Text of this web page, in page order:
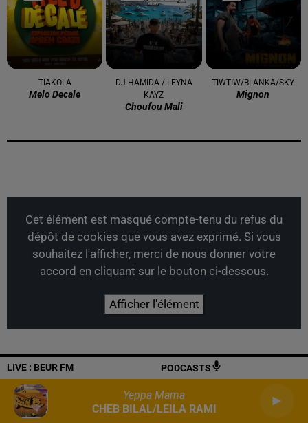
LIVE : BEUR FM PODCASTS
Yeppa Mama
CHEB BILAL/LEILA RAMI
TIAKOLA
Melo Decale
DJ HAMIDA / LEYNA
KAYZ
Choufou Mali
TIWTIW/BLANKA/SKY
Mignon
Cet élément est masqué compte-tenu du refus du
dépôt de cookies que vous avez exprimé. Si vous
souhaitez l'afficher, merci de nous donner votre
accord en cliquant sur le bouton ci-dessous.
Afficher l'élément